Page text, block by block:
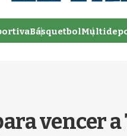
Básquetbol
vencer